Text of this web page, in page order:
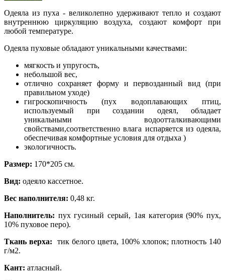
Одеяла из пуха - великолепно удерживают тепло и создают
внутреннюю циркуляцию воздуха, создают комфорт при
любой температуре.
Одеяла пуховые обладают уникальными качествами:
мягкость и упругость,
небольшой вес,
отлично сохраняет форму и первозданный вид (при
правильном уходе)
гигроскопичность (пух водоплавающих птиц,
используемый при создании одеял, обладает
уникальными водоотталкивающими
свойствами,соответственно влага испаряется из одеяла,
обеспечивая комфортные условия для отдыха )
экологичность.
Размер: 170*205 см.
Вид: одеяло кассетное.
Вес наполнителя: 0,48 кг.
Наполнитель: пух гусиный серый, 1ая категория (90% пух,
10% пуховое перо).
Ткань верха:
тик белого цвета, 100% хлопок; плотность 140
г/м2.
Кант: атласный.